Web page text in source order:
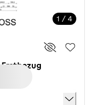
1 / 4